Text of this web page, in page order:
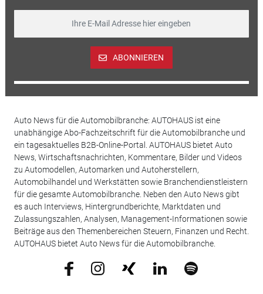
ABONNIEREN
Auto News für die Automobilbranche: AUTOHAUS ist eine
unabhängige Abo-Fachzeitschrift für die Automobilbranche und
ein tagesaktuelles B2B-Online-Portal. AUTOHAUS bietet Auto
News, Wirtschaftsnachrichten, Kommentare, Bilder und Videos
zu Automodellen, Automarken und Autoherstellern,
Automobilhandel und Werkstätten sowie Branchendienstleistern
für die gesamte Automobilbranche. Neben den Auto News gibt
es auch Interviews, Hintergrundberichte, Marktdaten und
Zulassungszahlen, Analysen, Management-Informationen sowie
Beiträge aus den Themenbereichen Steuern, Finanzen und Recht.
AUTOHAUS bietet Auto News für die Automobilbranche.